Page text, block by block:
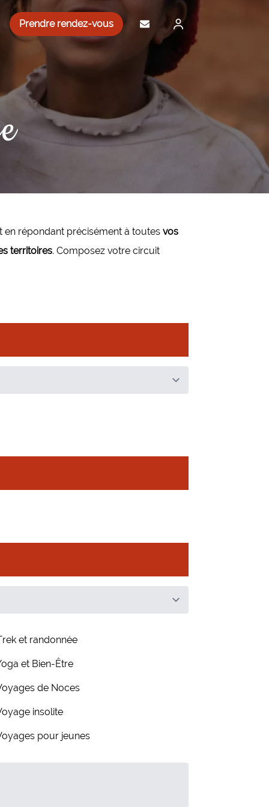
Prendre rendez-vous
en répondant précisément à toutes vos
territoires. Composez votre circuit
et randonnée
et Bien-Être
de Noces
insolite
pour jeunes